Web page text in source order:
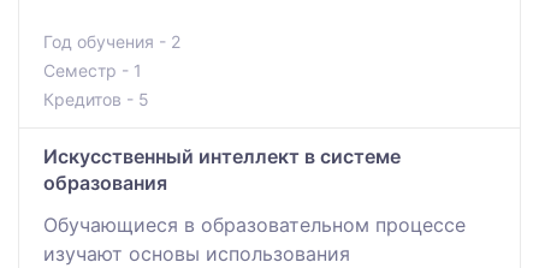
Год обучения - 2
Семестр - 1
Кредитов - 5
Искусственный интеллект в системе
образования
Обучающиеся в образовательном процессе
изучают основы использования